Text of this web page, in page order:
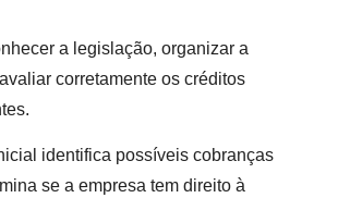
a legislação, organizar a
corretamente os créditos
identifica possíveis cobranças
se a empresa tem direito à